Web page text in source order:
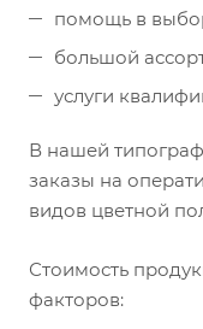
помощь в
большой
услуги
В нашей
заказы на
видов цветной
Стоимость
факторов: